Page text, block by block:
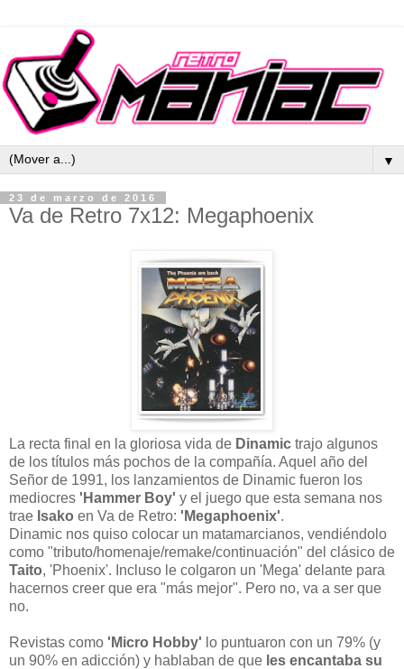
▼
23 de marzo de 2016
Va de Retro 7x12: Megaphoenix
La recta final en la gloriosa vida de Dinamic trajo algunos
de los títulos más pochos de la compañía. Aquel año del
Señor de 1991, los lanzamientos de Dinamic fueron los
mediocres 'Hammer Boy' y el juego que esta semana nos
trae Isako en Va de Retro: 'Megaphoenix'.
Dinamic nos quiso colocar un matamarcianos, vendiéndolo
como "tributo/homenaje/remake/continuación" del clásico de
Taito, 'Phoenix'. Incluso le colgaron un 'Mega' delante para
hacernos creer que era "más mejor". Pero no, va a ser que
no.
Revistas como 'Micro Hobby' lo puntuaron con un 79% (y
un 90% en adicción) y hablaban de que les encantaba su